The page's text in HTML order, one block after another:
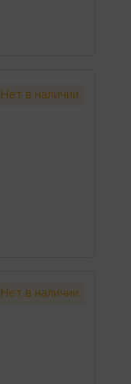
Нет в наличии
Нет в наличии